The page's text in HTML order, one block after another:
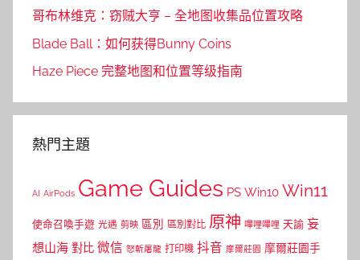
哥布林维克：窃贼大亨 – 全地图收集品位置攻略
Blade Ball：如何获得Bunny Coins
Haze Piece 完整地图和位置等级指南
熱門主題
AI AirPods Game Guides PS Win10 Win11
使命召喚手遊 光遇 剪映 區別 區別對比 原神 嗶哩嗶哩 天諭 妄
想山海 對比 微信 怒斬屠龍 打印機 抖音 摩爾莊園 摩爾莊園手